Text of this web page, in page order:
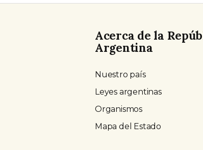
Acerca de la
Argentina
Nuestro país
Leyes argentinas
Organismos
Mapa del Estado